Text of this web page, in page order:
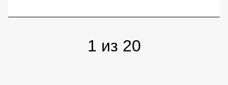
1 из 20